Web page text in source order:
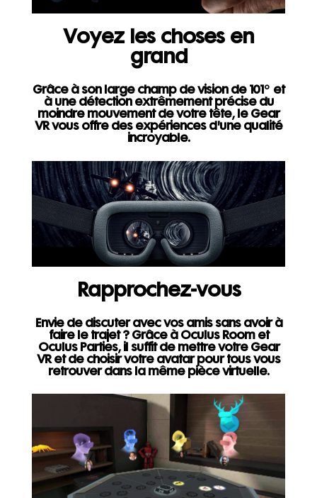
Voyez les choses en
grand
Grâce à son large champ de vision de 101° et
à une détection extrêmement précise du
moindre mouvement de votre tête, le Gear
VR vous offre des expériences d'une qualité
incroyable.
Rapprochez-vous
Envie de discuter avec vos amis sans avoir à
faire le trajet ? Grâce à Oculus Room et
Oculus Parties, il suffit de mettre votre Gear
VR et de choisir votre avatar pour tous vous
retrouver dans la même pièce virtuelle.